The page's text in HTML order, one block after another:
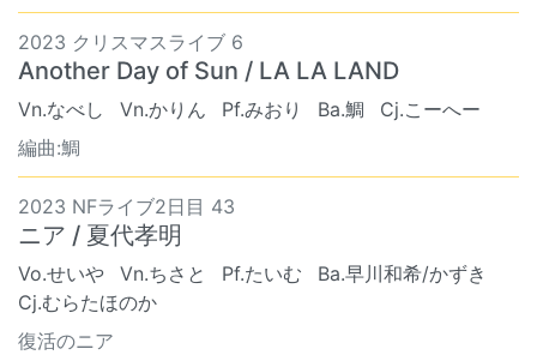
2023 クリスマスライブ 6
Another Day of Sun / LA LA LAND
Vn.なべし Vn.かりん Pf.みおり Ba.鯛
Cj.こーへー
編曲:鯛
2023 NFライブ2日目 43
ニア / 夏代孝明
Vo.せいや Vn.ちさと Pf.たいむ
Ba.早川和希/かずき
Cj.むらたほのか
復活のニア